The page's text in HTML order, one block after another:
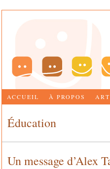
ACCUEIL À PROPOS
Éducation
Un message d’Alex